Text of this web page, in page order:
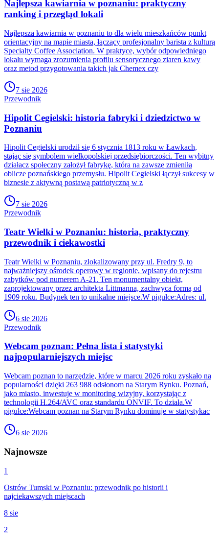
Najlepsza kawiarnia w poznaniu: praktyczny
ranking i przegląd lokali
Najlepsza kawiarnia w poznaniu to dla wielu mieszkańców punkt
orientacyjny na mapie miasta, łączący profesjonalny barista z kulturą
Specialty Coffee Association. W praktyce, wybór odpowiedniego
lokalu wymaga zrozumienia profilu sensorycznego ziaren kawy
oraz metod przygotowania takich jak Chemex czy
7 sie 2026
Przewodnik
Hipolit Cegielski: historia fabryki i dziedzictwo w
Poznaniu
Hipolit Cegielski urodził się 6 stycznia 1813 roku w Ławkach,
stając się symbolem wielkopolskiej przedsiębiorczości. Ten wybitny
działacz społeczny założył fabrykę, która na zawsze zmieniła
oblicze poznańskiego przemysłu. Hipolit Cegielski łączył sukcesy w
biznesie z aktywną postawą patriotyczną w z
7 sie 2026
Przewodnik
Teatr Wielki w Poznaniu: historia, praktyczny
przewodnik i ciekawostki
Teatr Wielki w Poznaniu, zlokalizowany przy ul. Fredry 9, to
najważniejszy ośrodek operowy w regionie, wpisany do rejestru
zabytków pod numerem A-21. Ten monumentalny obiekt,
zaprojektowany przez architekta Littmanna, zachwyca formą od
1909 roku. Budynek ten to unikalne miejsce.W pigułce:Adres: ul.
6 sie 2026
Przewodnik
Webcam poznan: Pełna lista i statystyki
najpopularniejszych miejsc
Webcam poznan to narzędzie, które w marcu 2026 roku zyskało na
popularności dzięki 263 988 odsłonom na Starym Rynku. Poznań,
jako miasto, inwestuje w monitoring wizyjny, korzystając z
technologii H.264/AVC oraz standardu ONVIF. To działa.W
pigułce:Webcam poznan na Starym Rynku dominuje w statystykac
6 sie 2026
Najnowsze
1
Ostrów Tumski w Poznaniu: przewodnik po historii i
najciekawszych miejscach
8 sie
2